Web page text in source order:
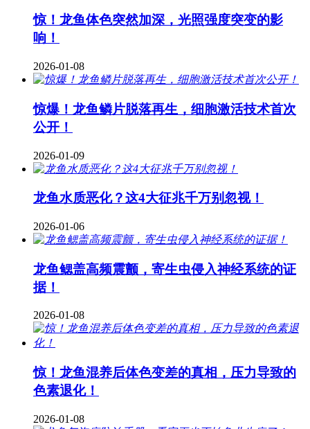
惊！龙鱼体色突然加深，光照强度突变的影
响！
2026-01-08
惊爆！龙鱼鳞片脱落再生，细胞激活技术首次
公开！
2026-01-09
龙鱼水质恶化？这4大征兆千万别忽视！
2026-01-06
龙鱼鳃盖高频震颤，寄生虫侵入神经系统的证
据！
2026-01-08
惊！龙鱼混养后体色变差的真相，压力导致的
色素退化！
2026-01-08